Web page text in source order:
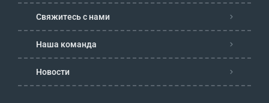
Свяжитесь с нами
Наша команда
Новости